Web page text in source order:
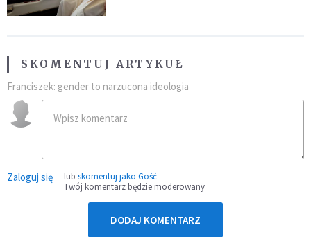
SKOMENTUJ ARTYKUŁ
Franciszek: gender to narzucona ideologia
Zaloguj się lub skomentuj jako Gość
Twój komentarz będzie moderowany
DODAJ KOMENTARZ